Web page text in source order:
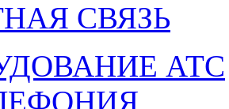
СВЯЗЬ
АТС